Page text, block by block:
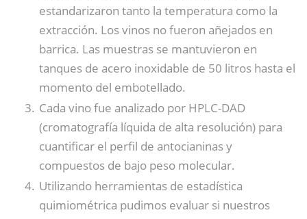
estandarizaron tanto la temperatura como la
extracción. Los vinos no fueron añejados en
barrica. Las muestras se mantuvieron en
tanques de acero inoxidable de 50 litros hasta el
momento del embotellado.
Cada vino fue analizado por HPLC-DAD
(cromatografía líquida de alta resolución) para
cuantificar el perfil de antocianinas y
compuestos de bajo peso molecular.
Utilizando herramientas de estadística
quimiométrica pudimos evaluar si nuestros